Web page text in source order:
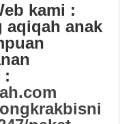
kami :
aqiqah anak
: